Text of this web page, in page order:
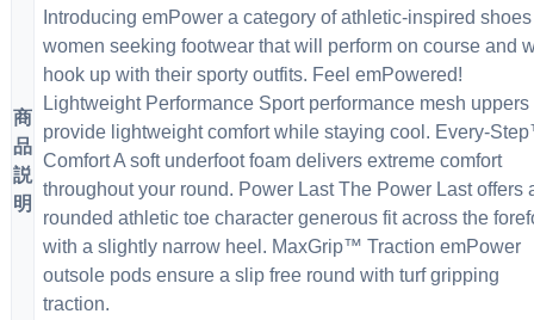
商
品
説
明
Introducing emPower a category of athletic-inspired
women seeking footwear that will perform on course and
hook up with their sporty outfits. Feel emPowered!
Lightweight Performance Sport performance mesh uppers
provide lightweight comfort while staying cool. Every-
Comfort A soft underfoot foam delivers extreme comfort
throughout your round. Power Last The Power Last offers
rounded athletic toe character generous fit across the
with a slightly narrow heel. MaxGrip™ Traction emPower
outsole pods ensure a slip free round with turf gripping
traction.